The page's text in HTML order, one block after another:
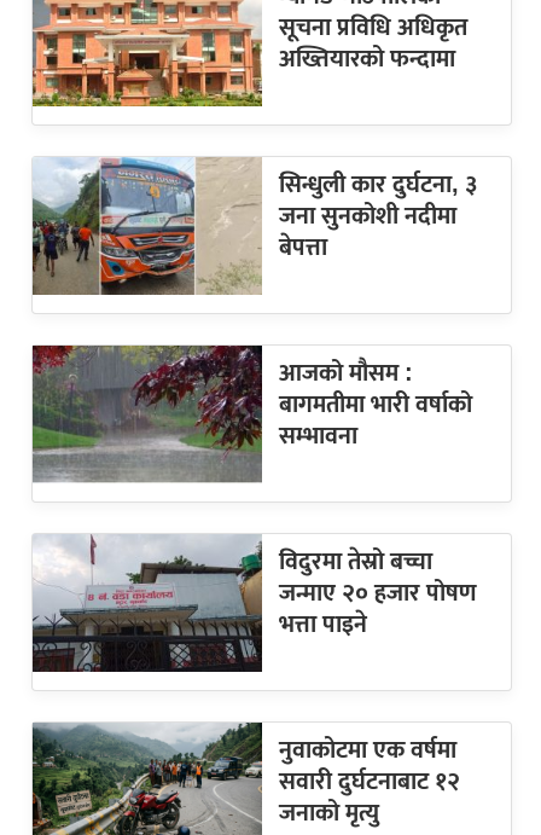
सूचना प्रविधि अधिकृत
अख्तियारको फन्दामा
सिन्धुली कार दुर्घटना, ३
जना सुनकोशी नदीमा
बेपत्ता
आजको मौसम :
बागमतीमा भारी वर्षाको
सम्भावना
विदुरमा तेस्रो बच्चा
जन्माए २० हजार पोषण
भत्ता पाइने
नुवाकोटमा एक वर्षमा
सवारी दुर्घटनाबाट १२
जनाको मृत्यु